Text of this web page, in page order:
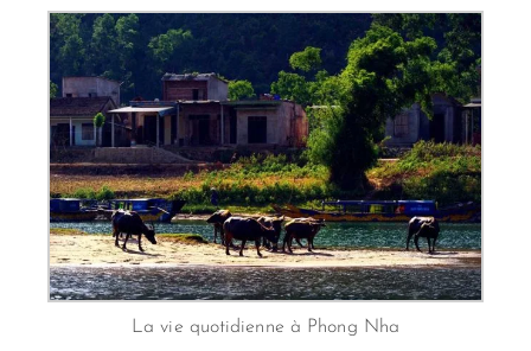
La vie quotidienne à Phong Nha